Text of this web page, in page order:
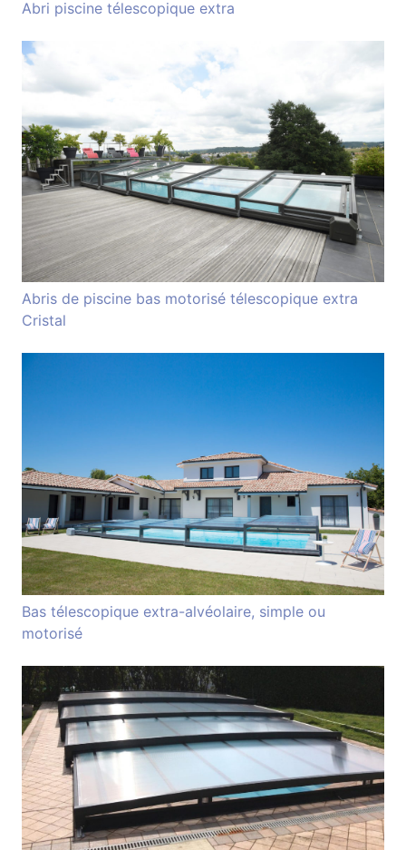
Abri piscine télescopique extra
Abris de piscine bas motorisé télescopique extra
Cristal
Bas télescopique extra-alvéolaire, simple ou
motorisé